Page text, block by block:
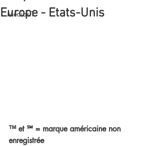
MédiasIT
Europe - Etats-Unis
™ et ℠ = marque américaine non
enregistrée